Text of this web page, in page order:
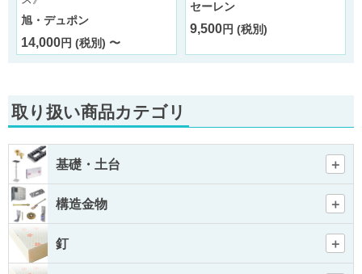
旭・デュポン
14,000円 (税別) 〜
セーレン
9,500円 (税別)
取り扱い商品カテゴリ
基礎・土台
構造金物
釘